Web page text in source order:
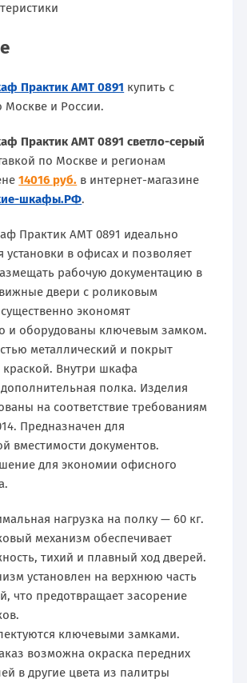
Практик AMT 0891 купить с
Москве и России.
Практик AMT 0891 светло-серый
по Москве и регионам
14016 руб. в интернет-магазине
шкафы.РФ.
Практик AMT 0891 идеально
установки в офисах и позволяет
рабочую документацию в
двери с роликовым
экономят
и оборудованы ключевым замком.
металлический и покрыт
Внутри шкафа
дополнительная полка. Изделия
на соответствие требованиям
Предназначен для
вместимости документов.
для экономии офисного
нагрузка на полку — 60 кг.
механизм обеспечивает
тихий и плавный ход дверей.
установлен на верхнюю часть
что предотвращает засорение
ключевыми замками.
возможна окраска передних
в другие цвета из палитры